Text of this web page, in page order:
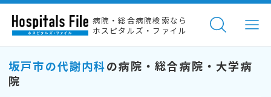
病院・総合病院検索なら
ホスピタルズ・ファイル
坂戸市の代謝内科の病院・総合病院・大学病
院